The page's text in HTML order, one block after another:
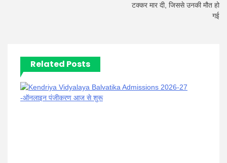
टक्कर मार दी, जिससे उनकी मौत हो
गई
Related Posts